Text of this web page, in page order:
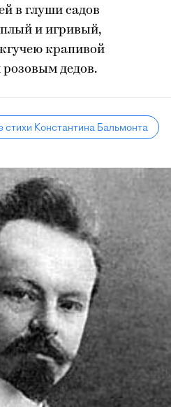
в глуши садов
и игривый,
крапивой
дедов.
стихи Константина Бальмонта